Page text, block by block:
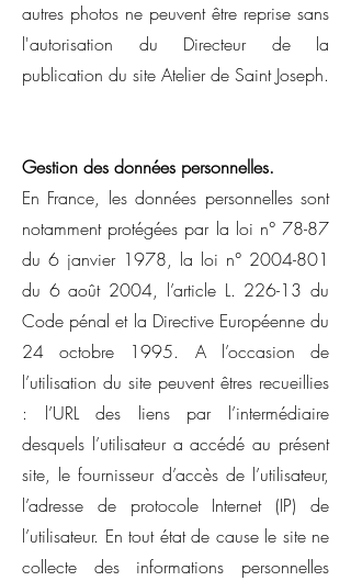
autres photos ne peuvent être reprise sans
l'autorisation du Directeur de la
publication du site Atelier de Saint Joseph.
Gestion des données personnelles.
En France, les données personnelles sont
notamment protégées par la loi n° 78-87
du 6 janvier 1978, la loi n° 2004-801
du 6 août 2004, l’article L. 226-13 du
Code pénal et la Directive Européenne du
24 octobre 1995. A l’occasion de
l’utilisation du site peuvent êtres recueillies
: l’URL des liens par l’intermédiaire
desquels l’utilisateur a accédé au présent
site, le fournisseur d’accès de l’utilisateur,
l’adresse de protocole Internet (IP) de
l’utilisateur. En tout état de cause le site ne
collecte des informations personnelles